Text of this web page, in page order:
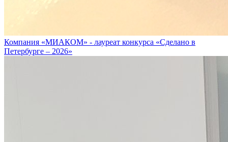
Компания «МИАКОМ» - лауреат конкурса «Сделано в
Петербурге – 2026»